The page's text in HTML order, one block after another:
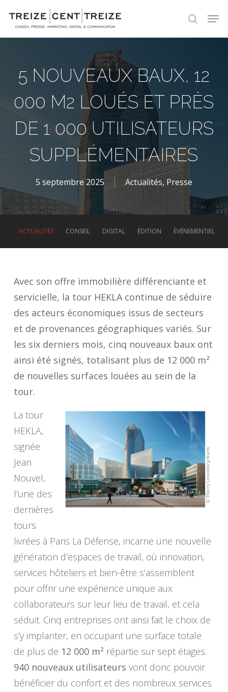
search
5 NOUVEAUX BAUX, 12
000 M2 LOUÉS ET PRÈS
DE 1 000 UTILISATEURS
SUPPLÉMENTAIRES
5 septembre 2025 Actualités,Presse
ACTUALITÉS CONSEIL DIGITAL ÉDITION ÉVÉNEMENTIEL
Avec son offre immobilière différenciante et
servicielle, la tour HEKLA continue de séduire
des acteurs économiques issus de secteurs
et de provenances géographiques variés. Sur
les six derniers mois, cinq nouveaux baux ont
ainsi été signés, totalisant plus de 12 000 m²
de nouvelles surfaces louées au sein de la
tour.
La tour
HEKLA,
signée
Jean
Nouvel,
l’une des
dernières
tours
livrées à Paris La Défense, incarne une nouvelle
génération d’espaces de travail, où innovation,
services hôteliers et bien-être s’assemblent
pour offrir une expérience unique aux
collaborateurs sur leur lieu de travail, et cela
séduit. Cinq entreprises ont ainsi fait le choix de
s’y implanter, en occupant une surface totale
de plus de 12 000 m² répartie sur sept étages.
940 nouveaux utilisateurs vont donc pouvoir
bénéficier du confort et des nombreux services